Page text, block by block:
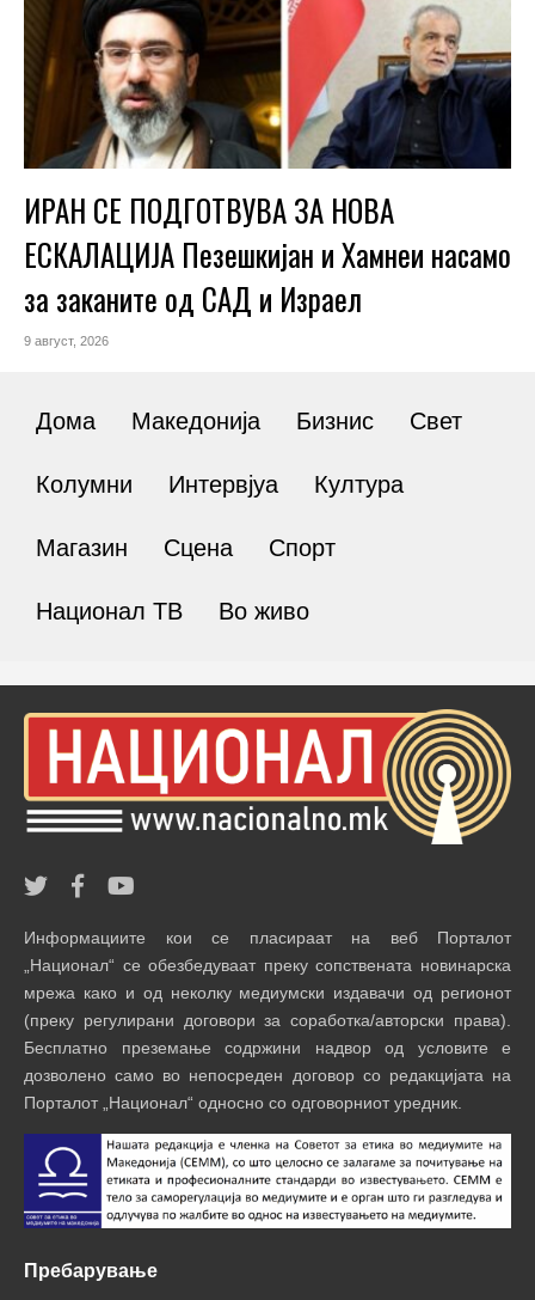
ИРАН СЕ ПОДГОТВУВА ЗА НОВА
ЕСКАЛАЦИЈА Пезешкијан и Хамнеи насамо
за заканите од САД и Израел
9 август, 2026
Дома Македонија Бизнис Свет
Колумни Интервјуа Култура
Магазин Сцена Спорт
Национал ТВ Во живо
Информациите кои се пласираат на веб Порталот
„Национал“ се обезбедуваат преку сопствената новинарска
мрежа како и од неколку медиумски издавачи од регионот
(преку регулирани договори за соработка/авторски права).
Бесплатно преземање содржини надвор од условите е
дозволено само во непосреден договор со редакцијата на
Порталот „Национал“ односно со одговорниот уредник.
Пребарување